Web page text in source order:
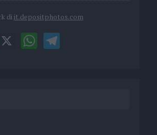
di it.depositphotos.com